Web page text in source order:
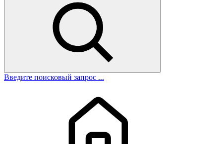
Введите поисковый запрос ...